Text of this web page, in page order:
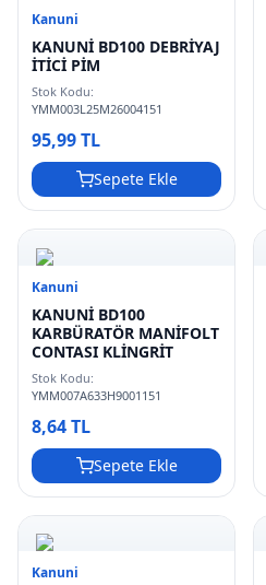
Kanuni
KANUNİ BD100 DEBRİYAJ
İTİCİ PİM
Stok Kodu:
YMM003L25M26004151
95,99 TL
Sepete Ekle
Kanuni
KANUNİ BD100
KARBÜRATÖR MANİFOLT
CONTASI KLİNGRİT
Stok Kodu:
YMM007A633H9001151
8,64 TL
Sepete Ekle
Kanuni